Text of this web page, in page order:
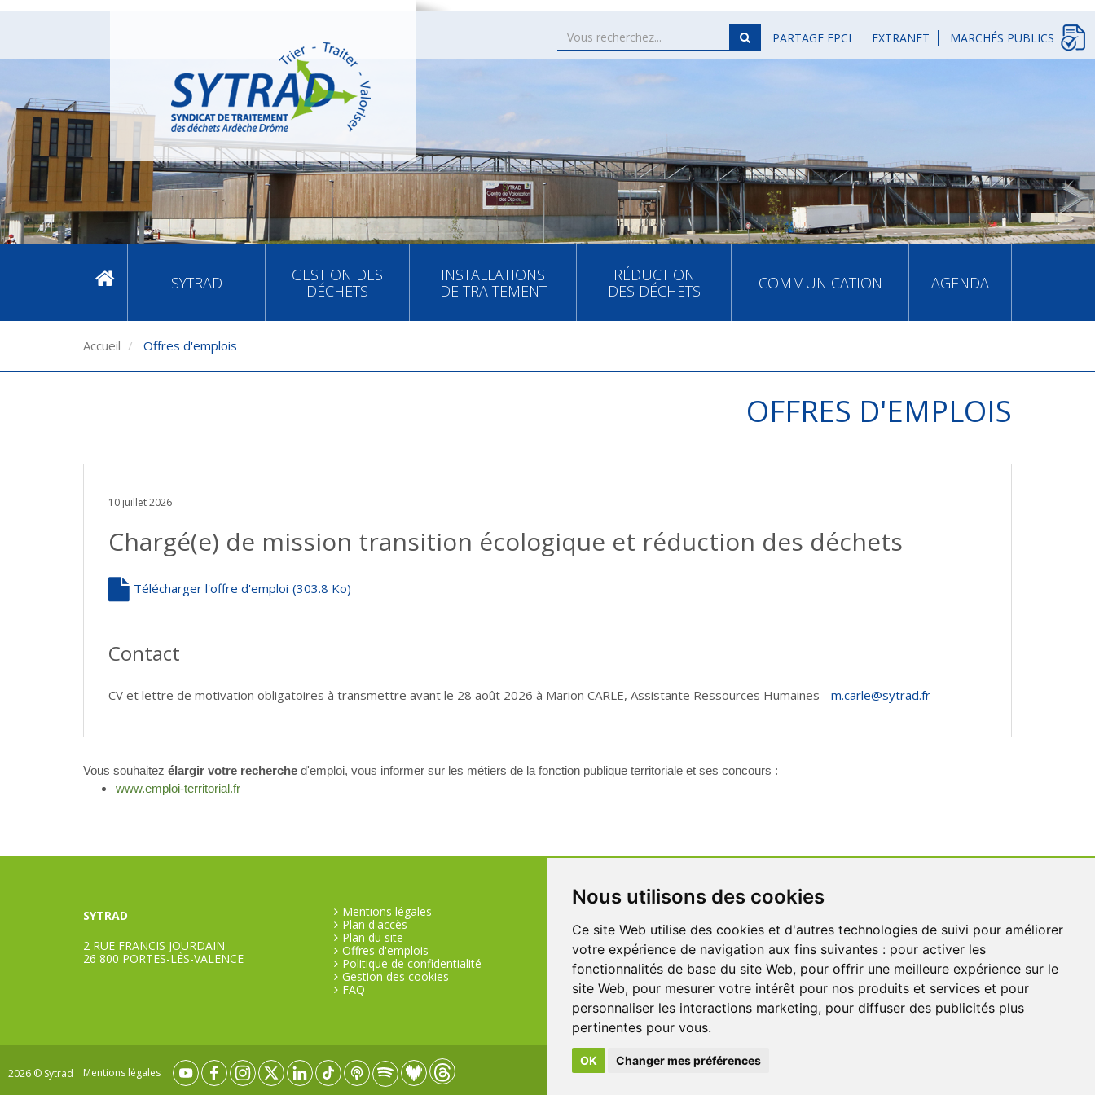
Nous utilisons des cookies
Ce site Web utilise des cookies et d'autres technologies de suivi pour améliorer
votre expérience de navigation aux fins suivantes : pour activer les
fonctionnalités de base du site Web, pour offrir une meilleure expérience sur le
site Web, pour mesurer votre intérêt pour nos produits et services et pour
personnaliser les interactions marketing, pour diffuser des publicités plus
pertinentes pour vous.
OK Changer mes préférences
PARTAGE EPCI EXTRANET MARCHÉS PUBLICS
SYTRAD
GESTION DES
DÉCHETS
INSTALLATIONS
DE TRAITEMENT
RÉDUCTION
DES DÉCHETS
COMMUNICATION AGENDA
Accueil Offres d'emplois
OFFRES D'EMPLOIS
10 juillet 2026
Chargé(e) de mission transition écologique et réduction des déchets
Télécharger l'offre d'emploi (303.8 Ko)
Contact
CV et lettre de motivation obligatoires à transmettre avant le 28 août 2026 à Marion CARLE, Assistante Ressources Humaines - m.carle@sytrad.fr
Vous souhaitez élargir votre recherche d'emploi, vous informer sur les métiers de la fonction publique territoriale et ses concours :
www.emploi-territorial.fr
SYTRAD
2 RUE FRANCIS JOURDAIN
26 800 PORTES-LÈS-VALENCE
Mentions légales
Plan d'accès
Plan du site
Offres d'emplois
Politique de confidentialité
Gestion des cookies
FAQ
04.75.57.80.00 Contact
2026 © Sytrad Mentions légales